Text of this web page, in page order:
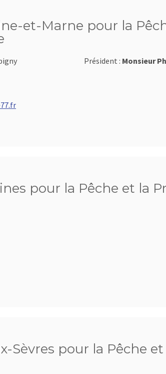
et-Marne pour la
Président : Monsieur
pour la Pêche et la
Sèvres pour la Pêche